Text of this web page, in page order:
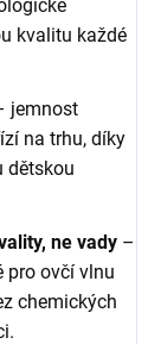
kvalitu každé
jemnost
na trhu, díky
dětskou
ne vady –
pro ovčí vlnu
chemických